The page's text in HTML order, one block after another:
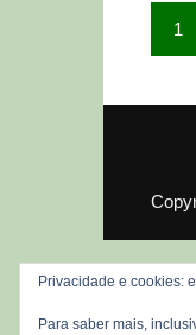
de
1
Privacidade e cookies:
Para saber mais,